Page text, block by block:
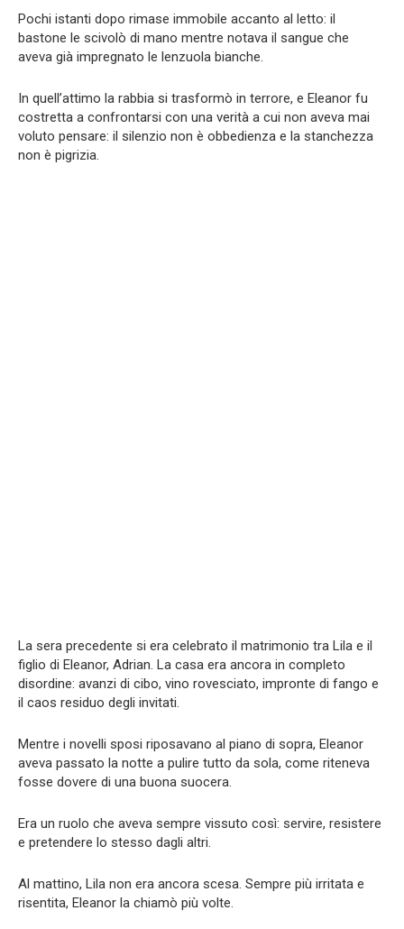
Pochi istanti dopo rimase immobile accanto al letto: il
bastone le scivolò di mano mentre notava il sangue che
aveva già impregnato le lenzuola bianche.
In quell’attimo la rabbia si trasformò in terrore, e Eleanor fu
costretta a confrontarsi con una verità a cui non aveva mai
voluto pensare: il silenzio non è obbedienza e la stanchezza
non è pigrizia.
La sera precedente si era celebrato il matrimonio tra Lila e il
figlio di Eleanor, Adrian. La casa era ancora in completo
disordine: avanzi di cibo, vino rovesciato, impronte di fango e
il caos residuo degli invitati.
Mentre i novelli sposi riposavano al piano di sopra, Eleanor
aveva passato la notte a pulire tutto da sola, come riteneva
fosse dovere di una buona suocera.
Era un ruolo che aveva sempre vissuto così: servire, resistere
e pretendere lo stesso dagli altri.
Al mattino, Lila non era ancora scesa. Sempre più irritata e
risentita, Eleanor la chiamò più volte.